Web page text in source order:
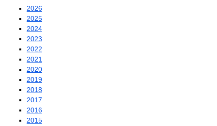
2026
2025
2024
2023
2022
2021
2020
2019
2018
2017
2016
2015